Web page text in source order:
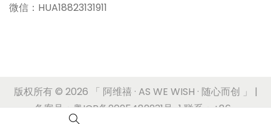
微信：HUA18823131911
版权所有 © 2026 「 阿维禧 · AS WE WISH · 随心而创 」
|
备案号：粤ICP备2025482231号-1 联系：+86-